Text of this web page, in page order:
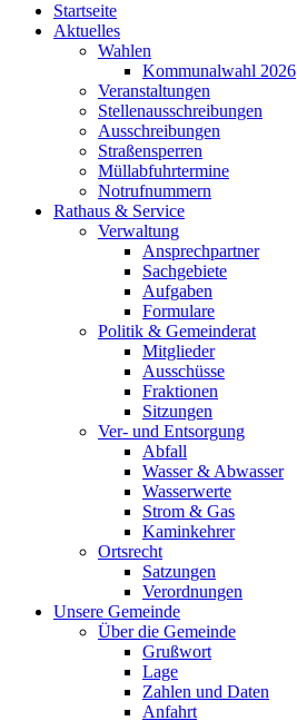
Startseite
Aktuelles
Wahlen
Kommunalwahl 2026
Veranstaltungen
Stellenausschreibungen
Ausschreibungen
Straßensperren
Müllabfuhrtermine
Notrufnummern
Rathaus & Service
Verwaltung
Ansprechpartner
Sachgebiete
Aufgaben
Formulare
Politik & Gemeinderat
Mitglieder
Ausschüsse
Fraktionen
Sitzungen
Ver- und Entsorgung
Abfall
Wasser & Abwasser
Wasserwerte
Strom & Gas
Kaminkehrer
Ortsrecht
Satzungen
Verordnungen
Unsere Gemeinde
Über die Gemeinde
Grußwort
Lage
Zahlen und Daten
Anfahrt